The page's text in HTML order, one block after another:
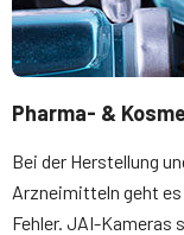
Pharma- &
Bei der Herstellung
Arzneimitteln geht
Fehler. JAI-Kameras